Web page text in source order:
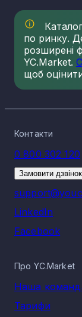
по ринку.
розширені
YC.Market.
щоб
Контакти
0 800 302 120
Замовити дзвінок
LinkedIn
Facebook
Про YC.Market
Наша
Тарифи